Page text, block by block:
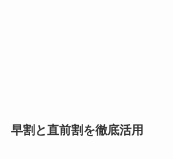
早割と直前割を徹底活用